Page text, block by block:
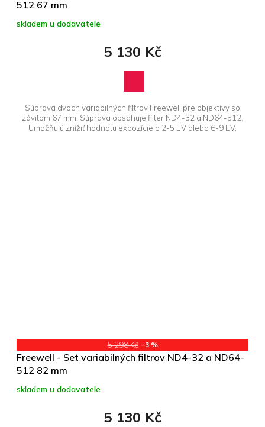
512 67 mm
skladem u dodavatele
5 130 Kč
Súprava dvoch variabilných filtrov Freewell pre objektívy so
závitom 67 mm. Súprava obsahuje filter ND4-32 a ND64-512.
Umožňujú znížiť hodnotu expozície o 2-5 EV alebo 6-9 EV.
5 298 Kč –3 %
Freewell - Set variabilných filtrov ND4-32 a ND64-
512 82 mm
skladem u dodavatele
5 130 Kč